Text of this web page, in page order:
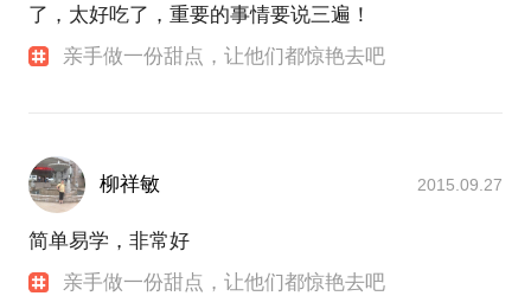
了，太好吃了，重要的事情要说三遍！
亲手做一份甜点，让他们都惊艳去吧
柳祥敏 2015.09.27
简单易学，非常好
亲手做一份甜点，让他们都惊艳去吧